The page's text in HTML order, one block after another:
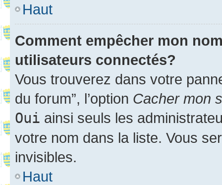
Haut
Comment empêcher mon
utilisateurs connectés?
Vous trouverez dans votre
du forum”, l’option Cacher mon
Oui ainsi seuls les
votre nom dans la liste. Vous
invisibles.
Haut